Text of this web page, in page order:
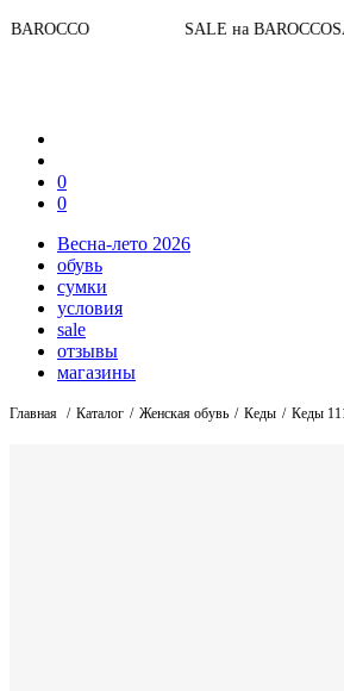
SALE на BAROCCOSALE на
0
0
Весна-лето 2026
обувь
сумки
условия
sale
отзывы
магазины
Главная Каталог Женская обувь Кеды Кеды